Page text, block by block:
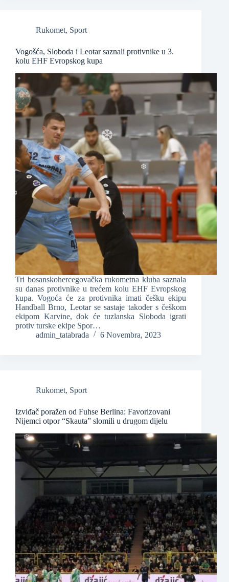
Rukomet, Sport
Vogošća, Sloboda i Leotar saznali protivnike u 3.
kolu EHF Evropskog kupa
Tri bosanskohercegovačka rukometna kluba saznala
su danas protivnike u trećem kolu EHF Evropskog
kupa. Vogoća će za protivnika imati češku ekipu
Handball Brno, Leotar se sastaje također s češkom
ekipom Karvine, dok će tuzlanska Sloboda igrati
protiv turske ekipe Spor…
admin_tatabrada
6 Novembra, 2023
Rukomet, Sport
Izviđač poražen od Fuhse Berlina: Favorizovani
Nijemci otpor “Skauta” slomili u drugom dijelu
❆
❆
❆
❆
❆